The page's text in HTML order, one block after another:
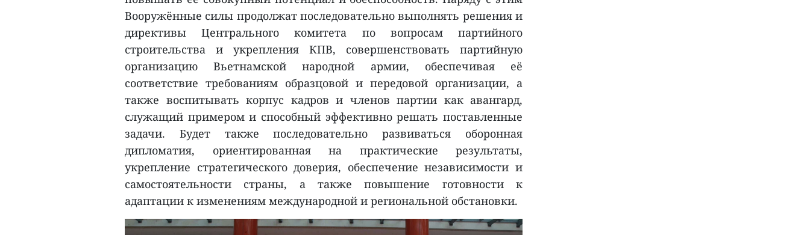
Вооружённые силы продолжат последовательно выполнять решения и
директивы Центрального комитета по вопросам партийного
строительства и укрепления КПВ, совершенствовать партийную
организацию Вьетнамской народной армии, обеспечивая её
соответствие требованиям образцовой и передовой организации, а
также воспитывать корпус кадров и членов партии как авангард,
служащий примером и способный эффективно решать поставленные
задачи. Будет также последовательно развиваться оборонная
дипломатия, ориентированная на практические результаты,
укрепление стратегического доверия, обеспечение независимости и
самостоятельности страны, а также повышение готовности к
адаптации к изменениям международной и региональной обстановки.